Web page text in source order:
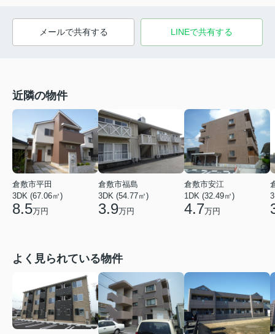
メールで共有する LINEで共有する
近隣の物件
倉敷市平田
3DK (67.06㎡)
8.5万円
倉敷市福島
3DK (54.77㎡)
3.9万円
倉敷市安江
1DK (32.49㎡)
4.7万円
よく見られている物件